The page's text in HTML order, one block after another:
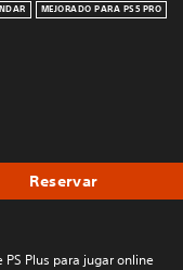
MEJORADO PARA PS5 PRO
Reservar
PS Plus para jugar online